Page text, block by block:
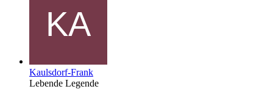
Kaulsdorf-Frank
Lebende Legende